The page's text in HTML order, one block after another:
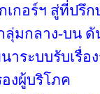
เกอร์ฯ สู่ที่ป
ลุ่มกลาง-บน
ระบบรับเรื่อ
งผู้บริโภค